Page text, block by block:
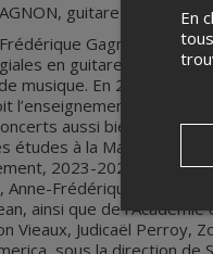
guitare
Gagnon étudie
en guitare du Cégep
musique. En 2020, elle
l’enseignement de
aussi bien au
études à la Maîtrise en
2023-2024). La
Frédérique
ainsi que de
Vieaux, Judicaël Perroy,
sous la direction
En